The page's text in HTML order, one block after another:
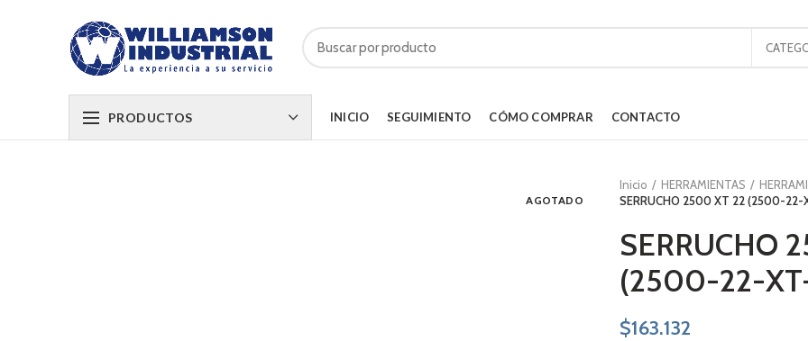
PRODUCTOS INICIO SEGUIMIENTO CÓMO COMPRAR CONTACTO
AGOTADO
Inicio HERRAMIENTAS
SERRUCHO 2500 XT 22 (2500-22-
SERRUCHO
(2500-22-
$163.132